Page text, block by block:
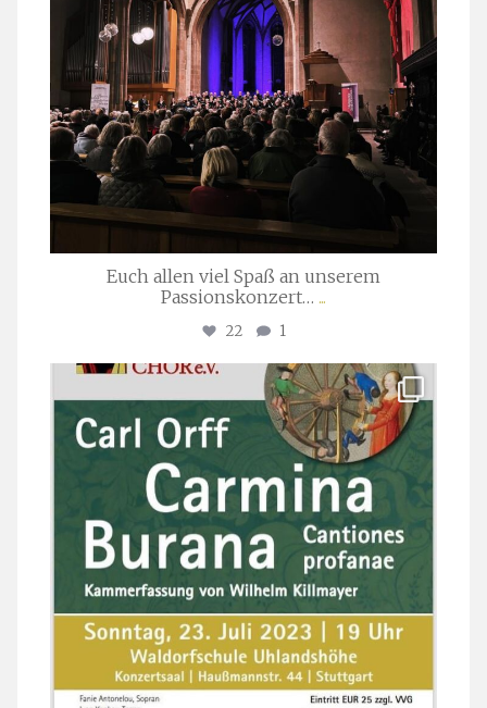
Euch allen viel Spaß an unserem
Passionskonzert… ...
22 1
stuttgarter_oratorienchor
Juli 22